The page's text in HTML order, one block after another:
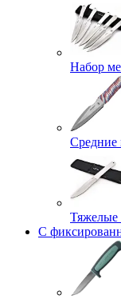
Набор
Средние
Тяжелые
С